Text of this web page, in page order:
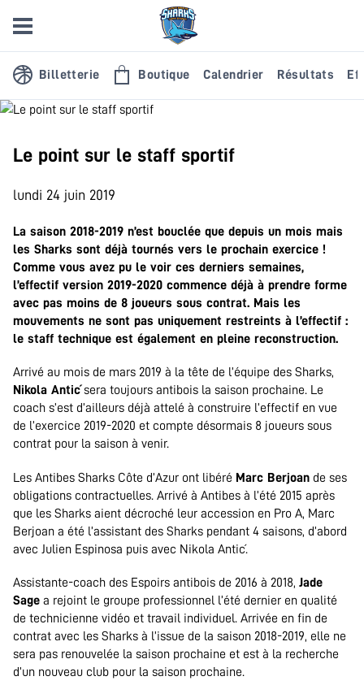
Billetterie Boutique Calendrier Résultats
Le point sur le staff sportif
lundi 24 juin 2019
La saison 2018-2019 n’est bouclée que depuis un mois mais
les Sharks sont déjà tournés vers le prochain exercice !
Comme vous avez pu le voir ces derniers semaines,
l’effectif version 2019-2020 commence déjà à prendre forme
avec pas moins de 8 joueurs sous contrat. Mais les
mouvements ne sont pas uniquement restreints à l’effectif :
le staff technique est également en pleine reconstruction.
Arrivé au mois de mars 2019 à la tête de l’équipe des Sharks,
Nikola Antićsera toujours antibois la saison prochaine. Le
coach s’est d’ailleurs déjà attelé à construire l’effectif en vue
de l’exercice 2019-2020 et compte désormais 8 joueurs sous
contrat pour la saison à venir.
Les Antibes Sharks Côte d’Azur ont libéré Marc Berjoan de ses
obligations contractuelles. Arrivé à Antibes à l’été 2015 après
que les Sharks aient décroché leur accession en Pro A, Marc
Berjoan a été l’assistant des Sharks pendant 4 saisons, d’abord
avec Julien Espinosa puis avec Nikola Antić.
Assistante-coach des Espoirs antibois de 2016 à 2018, Jade
Sage a rejoint le groupe professionnel l’été dernier en qualité
de technicienne vidéo et travail individuel. Arrivée en fin de
contrat avec les Sharks à l’issue de la saison 2018-2019, elle ne
sera pas renouvelée la saison prochaine et est à la recherche
d’un nouveau club pour la saison prochaine.